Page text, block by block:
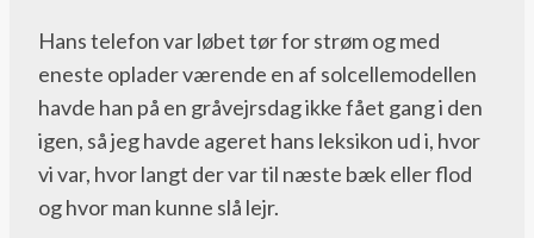
Hans telefon var løbet tør for strøm og med
eneste oplader værende en af solcellemodellen
havde han på en gråvejrsdag ikke fået gang i den
igen, så jeg havde ageret hans leksikon ud i, hvor
vi var, hvor langt der var til næste bæk eller flod
og hvor man kunne slå lejr.